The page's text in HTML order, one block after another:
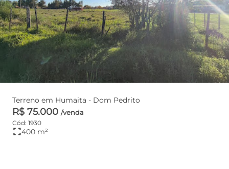
Terreno em Humaita - Dom Pedrito
R$ 75.000 /venda
Cód: 1930
fullscreen400 m²